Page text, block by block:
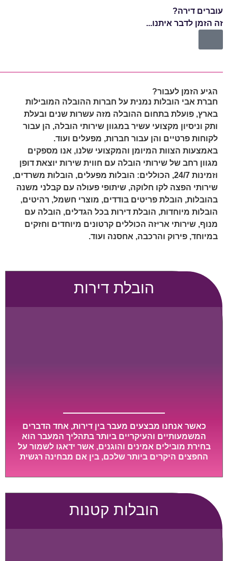
עוברים דירה?
זה הזמן לדבר איתנו...
הובלת דירות
כאשר אנחנו מבצעים מעבר בין דירות, אחד הדברים
המשמעותיים והעיקריים ביותר בתהליך המעבר הוא
בחירת מובילים אמינים והוגנים, אשר ידאגו לשמור על
החפצים היקרים ביותר שלכם, בין אם מבחינה רגשית
וללא נזקים מיותרים, אשר תקל על תהליך המעבר כמה
הובלות קטנות
הגיע הזמן לעבור?
חברת אבי הובלות נמנית על חברות ההובלה המובילות
בארץ, פועלת בתחום ההובלה מזה עשרות שנים ובעלת
ותק וניסיון מקצועי עשיר במגוון שירותי הובלה, הן עבור
לקוחות פרטיים והן עבור חברות, מפעלים ועוד.
באמצעות הצוות המיומן והמקצועי שלנו, אנו מספקים
מגוון רחב של שירותי הובלה עם חווית שירות יוצאת דופן
וזמינות 24/7, הכוללים: הובלות מפעלים, הובלות משרדים,
שירותי הפצה לקו חלוקה, שיתופי פעולה עם קבלני משנה
בהובלות, הובלת פריטים בודדים, מוצרי חשמל, רהיטים,
הובלות מיוחדות, הובלת דירות בכל הגדלים, הובלה עם
מנוף, שירותי אריזה הכוללים קרטונים מיוחדים וחזקים
במיוחד, פירוק והרכבה, אחסנה ועוד.